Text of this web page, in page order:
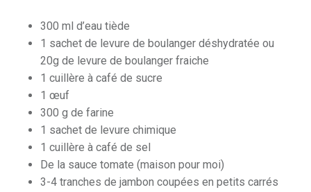
300 ml d’eau tiède
1 sachet de levure de boulanger déshydratée ou
20g de levure de boulanger fraiche
1 cuillère à café de sucre
1 œuf
300 g de farine
1 sachet de levure chimique
1 cuillère à café de sel
De la sauce tomate (maison pour moi)
3-4 tranches de jambon coupées en petits carrés